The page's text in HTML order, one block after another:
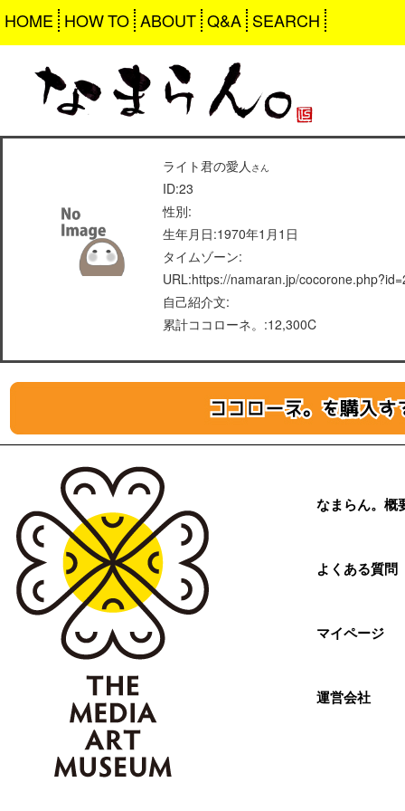
HOME HOW TO ABOUT Q&A SEARCH
ライト君の愛人 さん
ID:23
性別:
生年月日:1970年1月1日
タイムゾーン:
URL:https://namaran.jp/
自己紹介文:
累計ココローネ。:12,300C
なまらん。概
よくある質問
マイページ
運営会社